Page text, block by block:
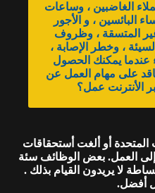
الغاضبين ، وساعات
البائسين ، و الأجور
المتسقة ، وظروف
، وخطر الإصابة ،
عندما يمكنك الحصول
على مهام العمل عن
الأنترنت عمل؟
أو ألغت أستحقاقات
إلى العمل. بعض الوظائف سئة
لا يريدون القيام بذلك .
أفضل.